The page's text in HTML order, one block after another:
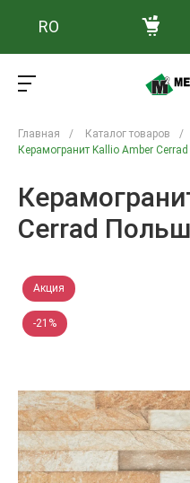
RO
Главная / Каталог товаров /
Керамогранит Kallio Amber
Cerrad
Акция
-21%